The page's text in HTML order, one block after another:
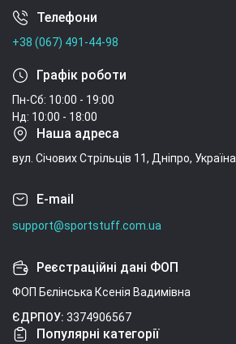
Умови угоди
Телефони
+38 (067) 491-44-98
Графік роботи
Пн-Сб: 10:00 - 19:00
Нд: 10:00 - 18:00
Наша адреса
вул. Січових Стрільців 11, Дніпро, Україна
E-mail
support@sportstuff.com.ua
Реєстраційні дані ФОП
ФОП Бєлінська Ксенія Вадимівна
ЄДРПОУ: 3374906567
Популярні категорії